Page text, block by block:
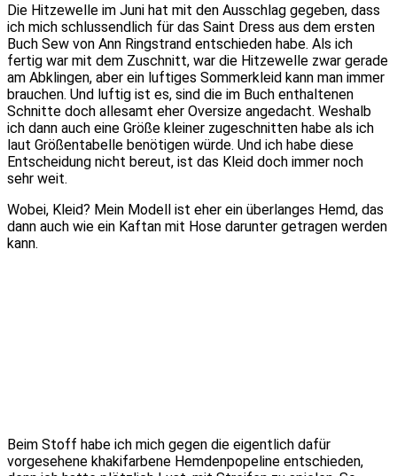
Die Hitzewelle im Juni hat mit den Ausschlag gegeben, dass
ich mich schlussendlich für das Saint Dress aus dem ersten
Buch Sew von Ann Ringstrand entschieden habe. Als ich
fertig war mit dem Zuschnitt, war die Hitzewelle zwar gerade
am Abklingen, aber ein luftiges Sommerkleid kann man immer
brauchen. Und luftig ist es, sind die im Buch enthaltenen
Schnitte doch allesamt eher Oversize angedacht. Weshalb
ich dann auch eine Größe kleiner zugeschnitten habe als ich
laut Größentabelle benötigen würde. Und ich habe diese
Entscheidung nicht bereut, ist das Kleid doch immer noch
sehr weit.
Wobei, Kleid? Mein Modell ist eher ein überlanges Hemd, das
dann auch wie ein Kaftan mit Hose darunter getragen werden
kann.
Beim Stoff habe ich mich gegen die eigentlich dafür
vorgesehene khakifarbene Hemdenpopeline entschieden,